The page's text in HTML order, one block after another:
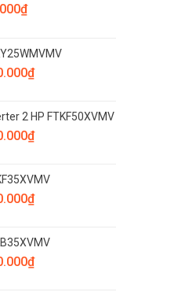
₫
₫
2 HP FTKF50XVMV
₫
₫
₫